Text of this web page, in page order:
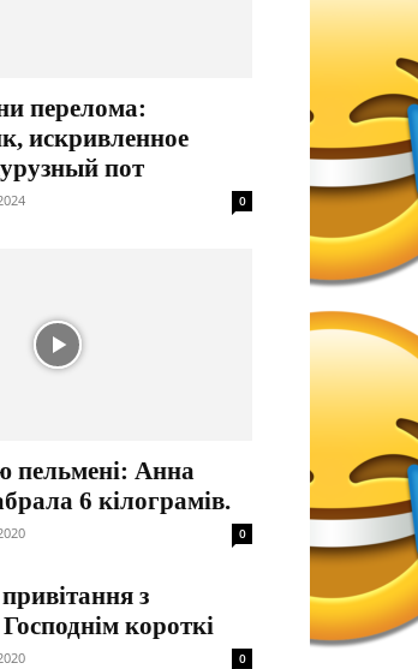
перелома:
искривленное
пот
0
пельмені: Анна
6 кілограмів.
0
з
короткі
0